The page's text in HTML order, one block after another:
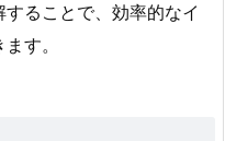
ることで、効率的なイ
す。